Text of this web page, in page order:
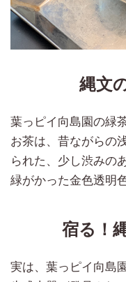
縄文
葉っピイ向島園の緑
お茶は、昔ながらの
られた、少し渋みの
緑がかった金色透明
宿る！
実は、葉っピイ向島